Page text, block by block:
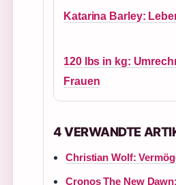
Katarina Barley:
120 lbs in kg:
Frauen
4 VERWANDTE
Christian Wolf:
Cronos The New